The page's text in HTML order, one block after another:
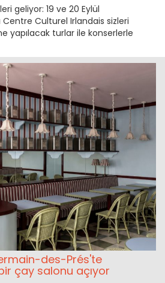
geliyor: 19 ve 20 Eylül
Centre Culturel Irlandais sizleri
yapılacak turlar ile konserlerle
des-Prés'te
çay salonu açıyor